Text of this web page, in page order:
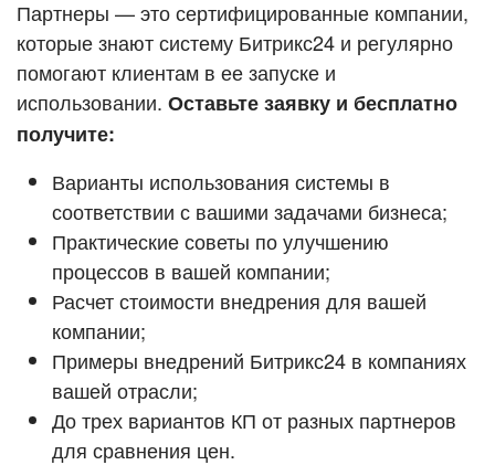
ВХОД
ВХОД
Смотреть видеокейсы
Партнеры — это сертифицированные компании,
которые знают систему Битрикс24 и регулярно
помогают клиентам в ее запуске и
использовании. Оставьте заявку и бесплатно
получите:
Варианты использования системы в
соответствии с вашими задачами бизнеса;
Практические советы по улучшению
процессов в вашей компании;
Расчет стоимости внедрения для вашей
компании;
Примеры внедрений Битрикс24 в компаниях
вашей отрасли;
До трех вариантов КП от разных партнеров
для сравнения цен.